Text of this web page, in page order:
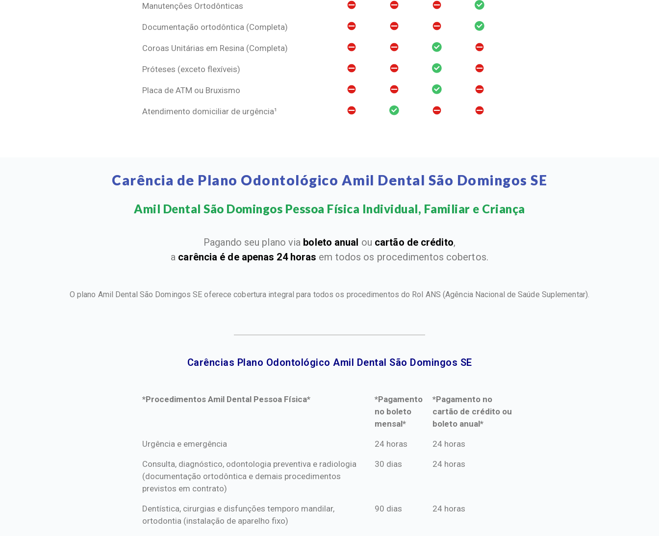
Manutenções Ortodônticas
Documentação ortodôntica (Completa)
Coroas Unitárias em Resina (Completa)
Próteses (exceto flexíveis)
Placa de ATM ou Bruxismo
Atendimento domiciliar de urgência¹
Carência de Plano Odontológico Amil Dental São Domingos SE
Amil Dental São Domingos Pessoa Física Individual, Familiar e Criança​
Pagando seu plano via boleto anual ou cartão de crédito,
a carência é de apenas 24 horas em todos os procedimentos cobertos.
O plano Amil Dental São Domingos SE oferece cobertura integral para todos os procedimentos do Rol ANS(Agência Nacional de Saúde Suplementar).
Carências Plano Odontológico Amil Dental São Domingos SE​
*Procedimentos Amil Dental Pessoa Física*
*Pagamento
no boleto
mensal*
*Pagamento no
cartão de crédito ou
boleto anual*
*Procedimentos Amil Dental Pessoa Física*
*Pagamento
mensal*
*Pagamento no
boleto anual*
Urgência e emergência 24 horas 24 horas
Consulta, diagnóstico, odontologia preventiva e radiologia
(documentação ortodôntica e demais procedimentos
previstos em contrato)
30 dias 24 horas
Dentística, cirurgias e disfunções temporo mandilar,
ortodontia (instalação de aparelho fixo)
90 dias 24 horas